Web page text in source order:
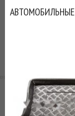
АВТОМОБИЛЬНЫЕ
МАСЛАИ ДРУГИЕ